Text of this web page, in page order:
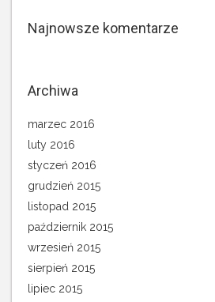
Najnowsze komentarze
Archiwa
marzec 2016
luty 2016
styczeń 2016
grudzień 2015
listopad 2015
październik 2015
wrzesień 2015
sierpień 2015
lipiec 2015